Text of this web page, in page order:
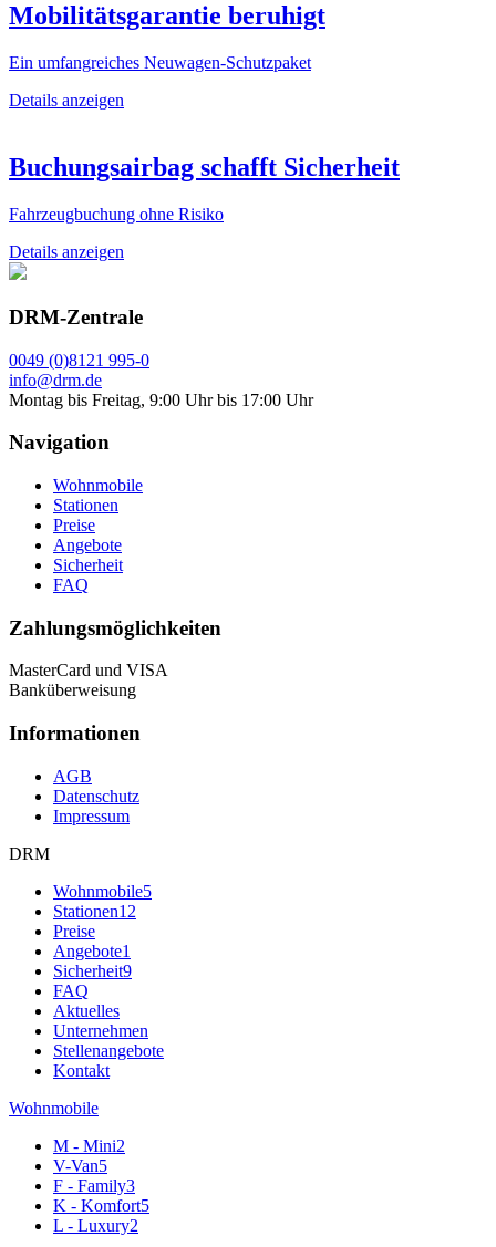
Mobilitätsgarantie beruhigt
Ein umfangreiches Neuwagen-Schutzpaket
Details anzeigen
Buchungsairbag schafft Sicherheit
Fahrzeugbuchung ohne Risiko
Details anzeigen
DRM-Zentrale
0049 (0)8121 995-0
info@drm.de
Montag bis Freitag, 9:00 Uhr bis 17:00 Uhr
Navigation
Wohnmobile
Stationen
Preise
Angebote
Sicherheit
FAQ
Zahlungsmöglichkeiten
MasterCard und VISA
Banküberweisung
Informationen
AGB
Datenschutz
Impressum
DRM
Wohnmobile5
Stationen12
Preise
Angebote1
Sicherheit9
FAQ
Aktuelles
Unternehmen
Stellenangebote
Kontakt
Wohnmobile
M - Mini2
V-Van5
F - Family3
K - Komfort5
L - Luxury2